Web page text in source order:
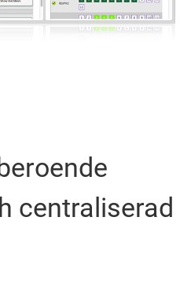
centraliserad